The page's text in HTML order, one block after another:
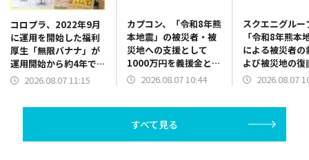
コロプラ、2022年9月
に運用を開始した福利
厚生「無限バナナ」が
運用開始から約4年で累
計消費数で約14万本
2026.08.07 11:15
カプコン、「令和8年熊
本地震」の被災者・被
災地への支援として
1000万円を義援金とし
て熊本県に寄付へ
2026.08.07 10:44
スクエニグルー
「令和8年熊本
による被災者の
よび被災地の復
立ててもらうた
2026.08.07
すべて見る